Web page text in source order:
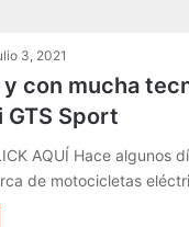
3, 2021
con mucha
GTS Sport
AQUÍ Hace algunos
de motocicletas